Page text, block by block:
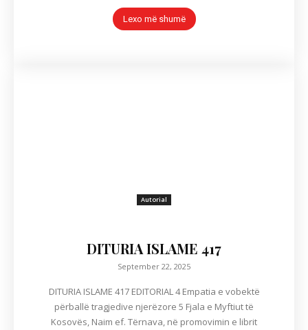
Lexo më shumë
Autorial
DITURIA ISLAME 417
September 22, 2025
DITURIA ISLAME 417 EDITORIAL 4 Empatia e vobektë
përballë tragjedive njerëzore 5 Fjala e Myftiut të
Kosovës, Naim ef. Tërnava, në promovimin e librit